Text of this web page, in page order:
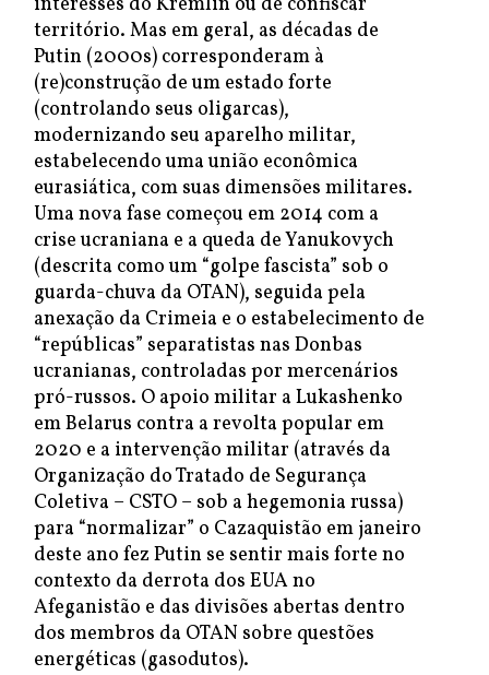
território. Mas em geral, as décadas de
Putin (2000s) corresponderam à
(re)construção de um estado forte
(controlando seus oligarcas),
modernizando seu aparelho militar,
estabelecendo uma união econômica
eurasiática, com suas dimensões militares.
Uma nova fase começou em 2014 com a
crise ucraniana e a queda de Yanukovych
(descrita como um “golpe fascista” sob o
guarda-chuva da OTAN), seguida pela
anexação da Crimeia e o estabelecimento de
“repúblicas” separatistas nas Donbas
ucranianas, controladas por mercenários
pró-russos. O apoio militar a Lukashenko
em Belarus contra a revolta popular em
2020 e a intervenção militar (através da
Organização do Tratado de Segurança
Coletiva – CSTO – sob a hegemonia russa)
para “normalizar” o Cazaquistão em janeiro
deste ano fez Putin se sentir mais forte no
contexto da derrota dos EUA no
Afeganistão e das divisões abertas dentro
dos membros da OTAN sobre questões
energéticas (gasodutos).